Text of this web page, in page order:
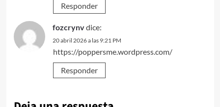
Responder
fozcrynvdice:
20 abril 2026 a las 9:21 PM
https://poppersme.wordpress.com/
Responder